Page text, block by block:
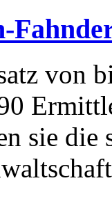
von
sie die